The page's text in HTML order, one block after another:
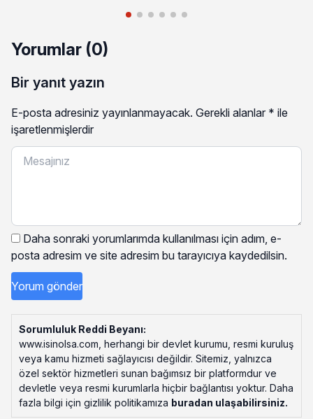
Yorumlar (0)
Bir yanıt yazın
E-posta adresiniz yayınlanmayacak. Gerekli alanlar * ile
işaretlenmişlerdir
Daha sonraki yorumlarımda kullanılması için adım, e-
posta adresim ve site adresim bu tarayıcıya kaydedilsin.
Sorumluluk Reddi Beyanı:
www.isinolsa.com, herhangi bir devlet kurumu, resmi kuruluş
veya kamu hizmeti sağlayıcısı değildir. Sitemiz, yalnızca
özel sektör hizmetleri sunan bağımsız bir platformdur ve
devletle veya resmi kurumlarla hiçbir bağlantısı yoktur. Daha
fazla bilgi için gizlilik politikamıza buradan ulaşabilirsiniz.